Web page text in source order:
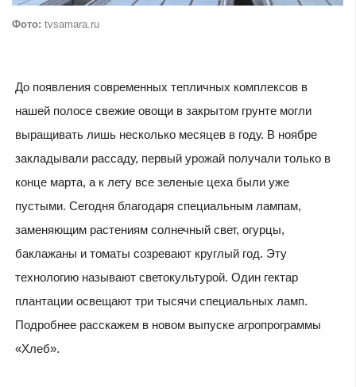
Фото: tvsamara.ru
До появления современных тепличных комплексов в
нашей полосе свежие овощи в закрытом грунте могли
выращивать лишь несколько месяцев в году. В ноябре
закладывали рассаду, первый урожай получали только в
конце марта, а к лету все зеленые цеха были уже
пустыми. Сегодня благодаря специальным лампам,
заменяющим растениям солнечный свет, огурцы,
баклажаны и томаты созревают круглый год. Эту
технологию называют светокультурой. Один гектар
плантации освещают три тысячи специальных ламп.
Подробнее расскажем в новом выпуске агропрограммы
«Хлеб».